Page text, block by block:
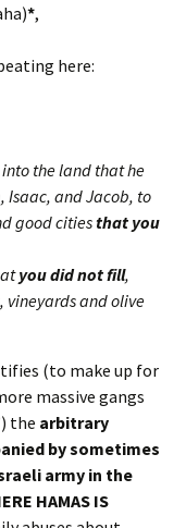
*,
here:
into the land that he
Isaac, and Jacob, to
good citiesthat you
you did not fill,
, vineyards and olive
(to make up for
massive gangs
the arbitrary
by sometimes
army in the
HAMAS IS